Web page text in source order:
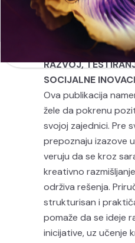
RAZVOJ,
SOCIJALNE
Ova publikacija
žele da pokrenu
svojoj zajednici. Pre
prepoznaju izazove
veruju da se kroz
kreativno
održiva rešenja.
strukturisan i
pomaže da se ideje
inicijative, uz učenje